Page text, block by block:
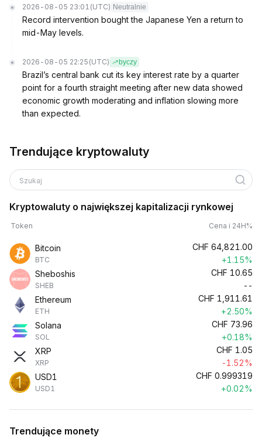
2026-08-05 23:01 (UTC) Neutralnie
Record intervention bought the Japanese Yen a return to
mid-May levels.
2026-08-05 22:25 (UTC) byczy
Brazil’s central bank cut its key interest rate by a quarter
point for a fourth straight meeting after new data showed
economic growth moderating and inflation slowing more
than expected.
Trendujące kryptowaluty
Szukaj
Kryptowaluty o największej kapitalizacji rynkowej
Token Cena i 24H%
Bitcoin
BTC
CHF 64,821.00
+1.15%
Sheboshis
SHEB
CHF 10.65
--
Ethereum
ETH
CHF 1,911.61
+2.50%
Solana
SOL
CHF 73.96
+0.18%
XRP
XRP
CHF 1.05
-1.52%
USD1
USD1
CHF 0.999319
+0.02%
Trendujące monety